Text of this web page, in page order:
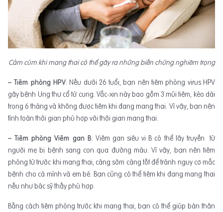
Cảm cúm khi mang thai có thểgây ra những biến chứng nghiêm trọng
– Tiêm phòng HPV: Nếu dưới 26 tuổi, bạn nên tiêm phòng virus HPV
gây bệnh Ung thư cổ tử cung. Vắc-xin này bao gồm 3 mũi tiêm, kéo dài
trong 6 tháng và không được tiêm khi đang mang thai. Vì vậy, bạn nên
tính toán thời gian phù hợp với thời gian mang thai.
– Tiêm phòng Viêm gan B: Viêm gan siêu vi B có thể lây truyền từ
người mẹ bị bệnh sang con qua đường máu. Vì vậy, bạn nên tiêm
phòng từ trước khi mang thai, càng sớm càng tốt để tránh nguy cơ mắc
bệnh cho cả mình và em bé. Bạn cũng có thể tiêm khi đang mang thai
nếu như bác sỹ thấy phù hợp.
Bằng cách tiêm phòng trước khi mang thai, bạn có thể giúp bản thân